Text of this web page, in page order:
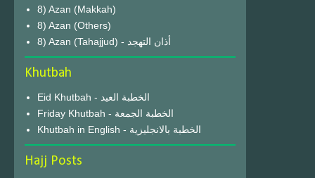
8) Azan (Makkah)
8) Azan (Others)
8) Azan (Tahajjud) - أذان التهجد
Khutbah
Eid Khutbah - الخطبة العيد
Friday Khutbah - الخطبة الجمعة
Khutbah in English - الخطبة بالانجليزية
Hajj Posts